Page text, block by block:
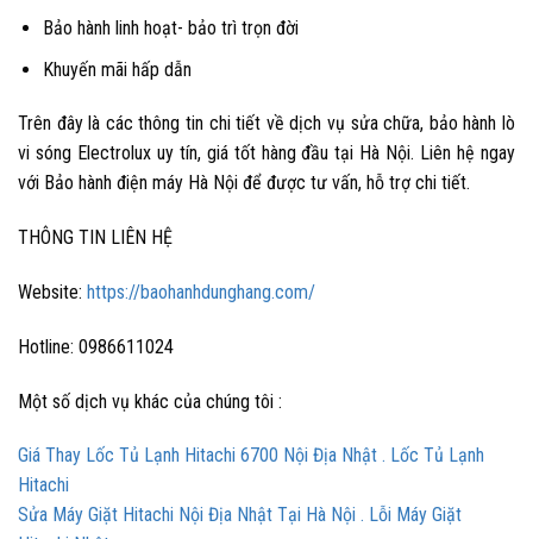
Bảo hành linh hoạt- bảo trì trọn đời
Khuyến mãi hấp dẫn
Trên đây là các thông tin chi tiết về dịch vụ sửa chữa, bảo hành lò
vi sóng Electrolux uy tín, giá tốt hàng đầu tại Hà Nội. Liên hệ ngay
với Bảo hành điện máy Hà Nội để được tư vấn, hỗ trợ chi tiết.
THÔNG TIN LIÊN HỆ
Website: https://baohanhdunghang.com/
Hotline: 0986611024
Một số dịch vụ khác của chúng tôi :
Giá Thay Lốc Tủ Lạnh Hitachi 6700 Nội Địa Nhật . Lốc Tủ Lạnh
Hitachi
Sửa Máy Giặt Hitachi Nội Địa Nhật Tại Hà Nội . Lỗi Máy Giặt